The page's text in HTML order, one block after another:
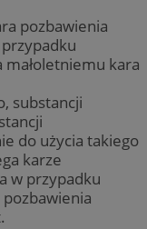
pozbawienia
małoletniemu kara
substancji
do użycia takiego
karze
w przypadku